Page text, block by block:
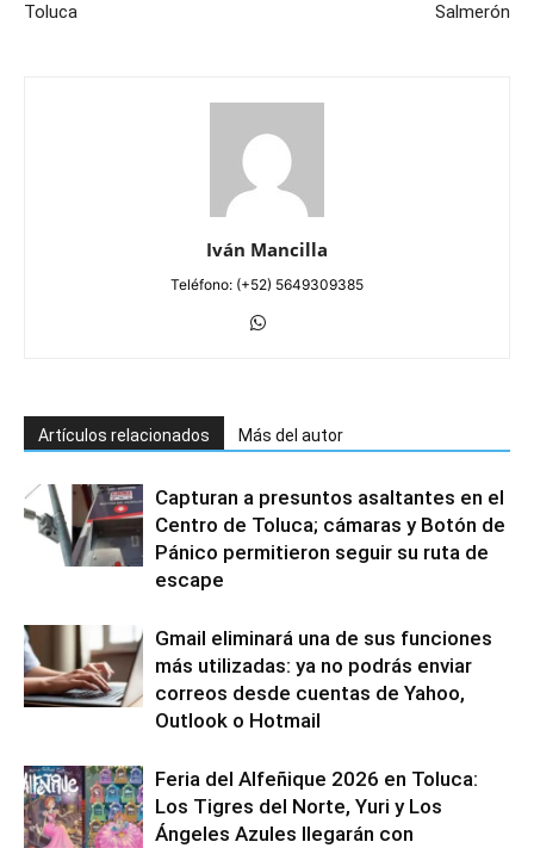
Toluca
Salmerón
Iván Mancilla
Teléfono: (+52) 5649309385
Artículos relacionados Más del autor
Capturan a presuntos asaltantes en el
Centro de Toluca; cámaras y Botón de
Pánico permitieron seguir su ruta de
escape
Gmail eliminará una de sus funciones
más utilizadas: ya no podrás enviar
correos desde cuentas de Yahoo,
Outlook o Hotmail
Feria del Alfeñique 2026 en Toluca:
Los Tigres del Norte, Yuri y Los
Ángeles Azules llegarán con